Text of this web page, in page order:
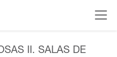
II. SALAS DE